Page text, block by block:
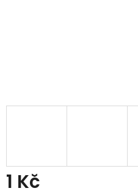
1 Kč